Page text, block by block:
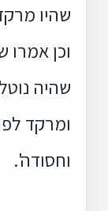
שהיו
וכן אמרו
שהיה
ומרקד
וחסודה'.